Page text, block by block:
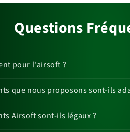
Questions
pour l'airsoft ?
que nous proposons sont-ils
Airsoft sont-ils légaux ?